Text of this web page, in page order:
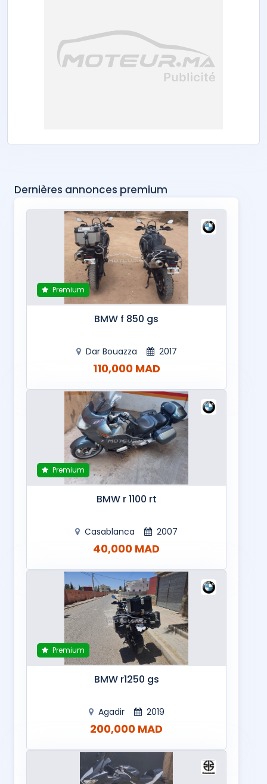
Dernières annonces premium
Premium
BMW f 850 gs
Dar Bouazza 2017
110,000 MAD
Premium
BMW r 1100 rt
Casablanca 2007
40,000 MAD
Premium
BMW r1250 gs
Agadir 2019
200,000 MAD